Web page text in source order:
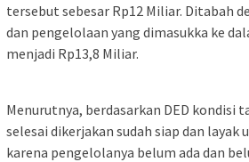
tersebut sebesar Rp12 Miliar. Ditabah
dan pengelolaan yang dimasukka ke
menjadi Rp13,8 Miliar.
Menurutnya, berdasarkan DED kondisi
selesai dikerjakan sudah siap dan layak
karena pengelolanya belum ada dan